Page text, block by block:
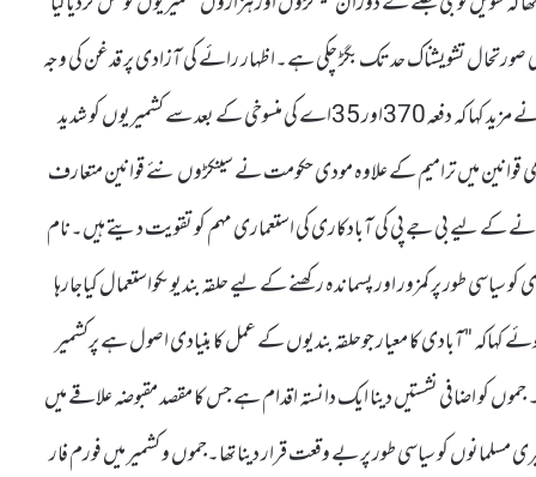
حقوق کی صورتحال تشویشناک حد تک بگڑ چکی ہے۔اظہار رائے کی آزادی پر قدغن کی وجہ
سے ہزاروں کشمیریوں کو دور درا ز جیلوں میں قید کیا گیا ہے ۔مقررین نے مزید کہا کہ دفعہ370اور 35اے کی منسوخی کے بعد سے کشمیریوں کو شدید
میں ترامیم کے علاوہ مودی حکومت نے سینکڑوں نئے قوانین متعارف
کے لیے بی جے پی کی آبادکاری کی استعماری مہم کو تقویت دیتے ہیں۔نام
سیاسی طور پر کمزور اور پسماندہ رکھنے کے لیے حلقہ بندیوںکواستعمال کیاجارہا
"آبادی کا معیار جوحلقہ بندیوں کے عمل کا بنیادی اصول ہے پرکشمیر
کو اضافی نشستیں دینا ایک دانستہ اقدام ہے جس کا مقصد مقبوضہ علاقے میں
کو سیاسی طور پر بے وقعت قرار دینا تھا۔جموں و کشمیر میں فورم فار